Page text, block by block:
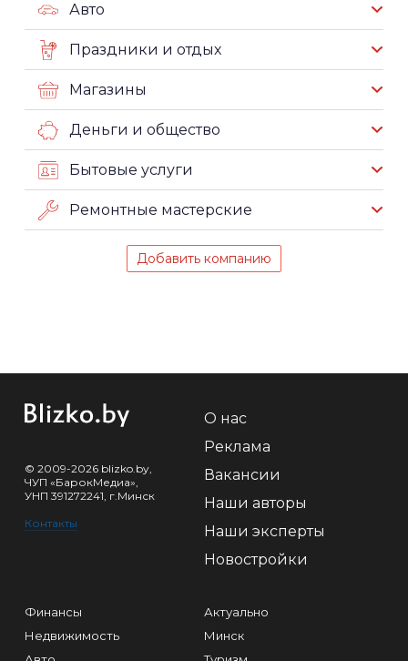
Авто
Праздники и отдых
Магазины
Деньги и общество
Бытовые услуги
Ремонтные мастерские
Добавить компанию
© 2009-2026 blizko.by,
ЧУП «БарокМедиа»,
УНП 391272241, г.Минск
Контакты
О нас
Реклама
Вакансии
Наши авторы
Наши эксперты
Новостройки
Финансы
Недвижимость
Актуально
Минск